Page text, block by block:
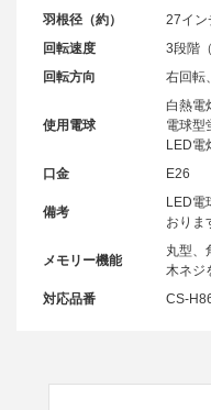
羽根径（約）
27イン
回転速度
3段階
回転方向
右回転
使用電球
白熱電
電球型
LED電
口金
E26
備考
LED電
おりま
メモリー機能
丸型、
木ネジ
対応品番
CS-